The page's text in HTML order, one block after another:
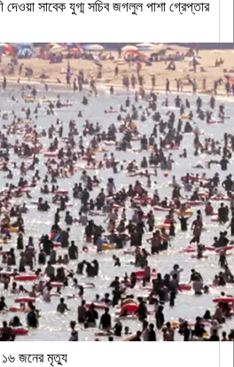
দেওয়া সাবেক যুগ্ম সচিব জগলুল পাশা গ্রেপ্তার
১৬ জনের মৃত্যু